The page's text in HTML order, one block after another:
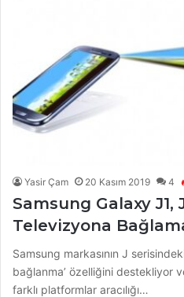
Yasir Çam 20 Kasım 2019 4
Samsung Galaxy J1,
Televizyona
Samsung markasının J
bağlanma’ özelliğini destekliyor
farklı platformlar aracılığı…